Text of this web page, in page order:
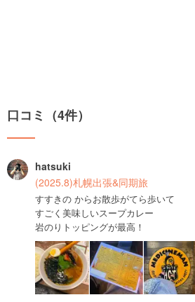
口コミ（4件）
hatsuki
(2025.8)札幌出張&同期旅
すすきの からお散歩がてら歩いて
すごく美味しいスープカレー
岩のりトッピングが最高！